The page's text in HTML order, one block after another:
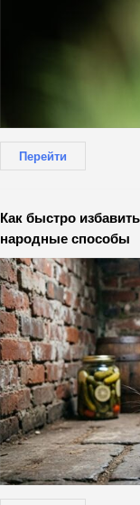
Перейти
Как быстро
народные способы